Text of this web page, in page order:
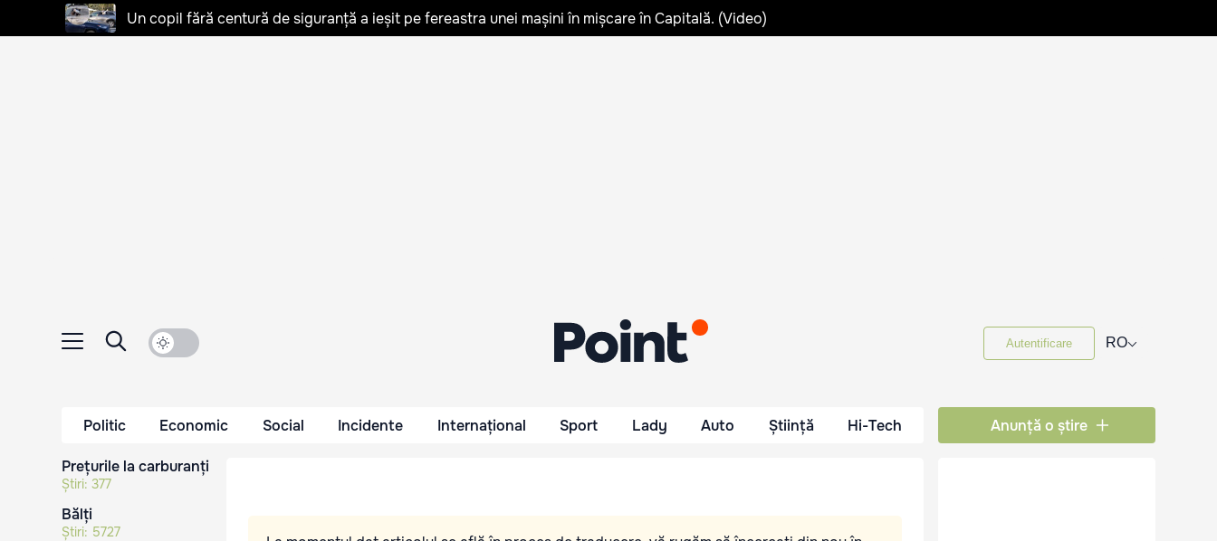
Un copil fără centură de siguranță a ieșit pe fereastra unei mașini în mișcare în Capitală. (Video)
Autentificare RO⌵
Politic Economic Social Incidente Internațional Sport Lady Auto Știință Hi-Tech Anunță o știre
Prețurile la carburanți
Știri: 377
Bălți
Știri: 5727